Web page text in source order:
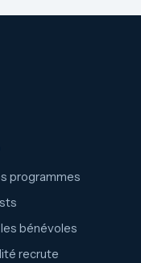
programmes
les bénévoles
recrute